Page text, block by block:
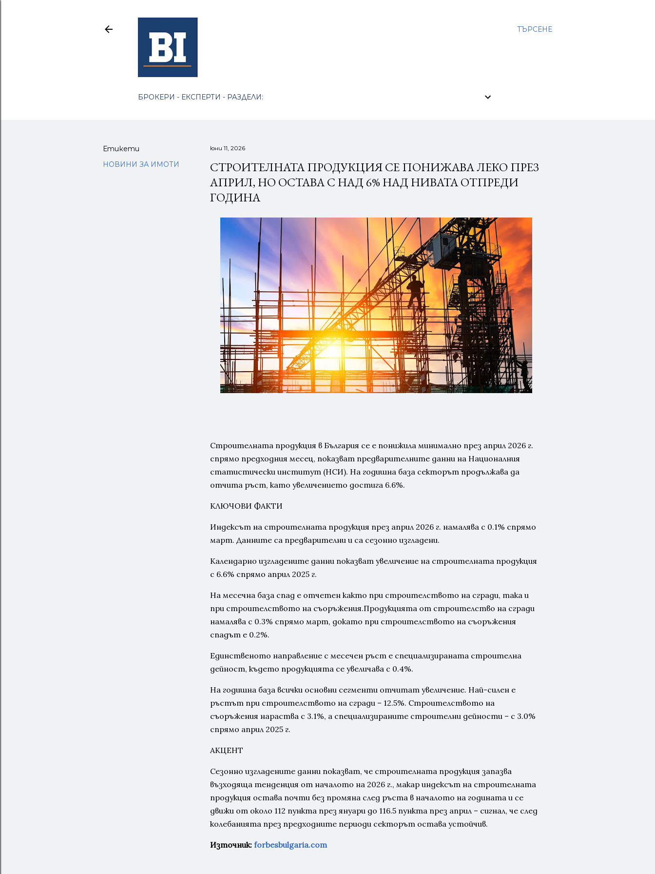
ТЪРСЕНЕ
БРОКЕРИ - ЕКСПЕРТИ - РАЗДЕЛИ:
Етикети
НОВИНИ ЗА ИМОТИ
юни 11, 2026
СТРОИТЕЛНАТА ПРОДУКЦИЯ СЕ ПОНИЖАВА ЛЕКО ПРЕЗ
АПРИЛ, НО ОСТАВА С НАД 6% НАД НИВАТА ОТПРЕДИ
ГОДИНА
Строителната продукция в България се е понижила минимално през април 2026 г.
спрямо предходния месец, показват предварителните данни на Националния
статистически институт (НСИ). На годишна база секторът продължава да
отчита ръст, като увеличението достига 6.6%.
КЛЮЧОВИ ФАКТИ
Индексът на строителната продукция през април 2026 г. намалява с 0.1% спрямо
март. Данните са предварителни и са сезонно изгладени.
Календарно изгладените данни показват увеличение на строителната продукция
с 6.6% спрямо април 2025 г.
На месечна база спад е отчетен както при строителството на сгради, така и
при строителството на съоръжения.Продукцията от строителство на сгради
намалява с 0.3% спрямо март, докато при строителството на съоръжения
спадът е 0.2%.
Единственото направление с месечен ръст е специализираната строителна
дейност, където продукцията се увеличава с 0.4%.
На годишна база всички основни сегменти отчитат увеличение. Най-силен е
ръстът при строителството на сгради – 12.5%. Строителството на
съоръжения нараства с 3.1%, а специализираните строителни дейности – с 3.0%
спрямо април 2025 г.
АКЦЕНТ
Сезонно изгладените данни показват, че строителната продукция запазва
възходяща тенденция от началото на 2026 г., макар индексът на строителната
продукция остава почти без промяна след ръста в началото на годината и се
движи от около 112 пункта през януари до 116.5 пункта през април – сигнал, че след
колебанията през предходните периоди секторът остава устойчив.
Източник: forbesbulgaria.com